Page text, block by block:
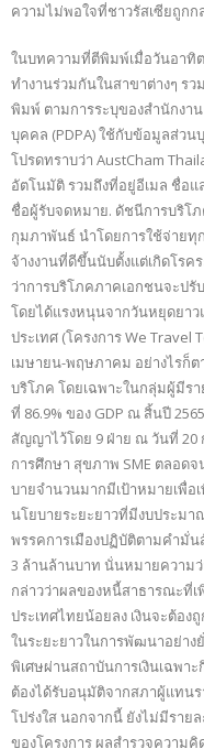
ความไม่พอใจที่ชาวรัสเซียถูกก
ในบทความที่ตีพิมพ์เมื่อวันอาทิ
ทำงานร่วมกันในสาขาต่างๆ ร
พิมพ์ ตามการระบุของสำนักง
บุคคล (PDPA) ใช้กับข้อมูลส่ว
โปรดทราบว่า AustCham
อัตโนมัติ รวมถึงที่อยู่อีเมล ชื่อแ
ชื่อผู้รับจดหมาย. ดัชนีการบริโ
กุมภาพันธ์ นำโดยการใช้จ่าย
จ้างงานที่ดีขึ้นนับตั้งแต่เกิดโรค
ว่าการบริโภคภาคเอกชนจะป
โดยได้แรงหนุนจากวันหยุดยาว
ประเทศ (โครงการ We Travel
เมษายน-พฤษภาคม อย่างไรก็
บริโภค โดยเฉพาะในกลุ่มผู้มีร
ที่ 86.9% ของ GDP ณ สิ้นปี
สัญญาไว้โดย 9 ฝ่าย ณ วันที่
การศึกษา สุขภาพ SME ตลอด
บายจำนวนมากมีเป้าหมายเพื่อ
นโยบายระยะยาวที่มีงบประม
พรรคการเมืองปฏิบัติตามคำมั่
3 ล้านล้านบาท นั่นหมายความ
กล่าวว่าผลของหนี้สาธารณะที่
ประเทศไทยน้อยลง เงินจะต้อ
ในระยะยาวในการพัฒนาอย่าง
พิเศษผ่านสถาบันการเงินเฉพา
ต้องได้รับอนุมัติจากสภาผู้แทน
โปร่งใส นอกจากนี้ ยังไม่มีราย
ของโครงการ ผลสำรวจความ